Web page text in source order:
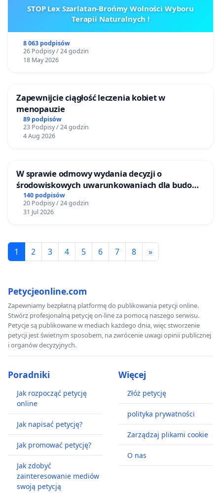
STOP Lex Szarlatan-Brońmy Wolności Wyboru
Terapii Naturalnych !
8 063 podpisów
26 Podpisy / 24 godzin
18 May 2026
Zapewnijcie ciągłość leczenia kobiet w
menopauzie
89 podpisów
23 Podpisy / 24 godzin
4 Aug 2026
W sprawie odmowy wydania decyzji o
środowiskowych uwarunkowaniach dla budowy
zakładu wytwarzania biometanu „Krynki” w
Ostrowiu Południowym oraz ochrony
mieszkańców i Puszczy Knyszyńskiej
140 podpisów
20 Podpisy / 24 godzin
31 Jul 2026
1 2 3 4 5 6 7 8 »
Petycjeonline.com
Zapewniamy bezpłatną platformę do publikowania petycji online.
Stwórz profesjonalną petycję on-line za pomocą naszego serwisu.
Petycje są publikowane w mediach każdego dnia, więc stworzenie
petycji jest świetnym sposobem, na zwrócenie uwagi opinii publicznej
i organów decyzyjnych.
Poradniki
Jak rozpocząć petycję
online
Jak napisać petycję?
Jak promować petycję?
Jak zdobyć
zainteresowanie mediów
swoją petycją
Więcej
Złóż petycję
polityka prywatności
Zarządzaj plikami cookie
O nas